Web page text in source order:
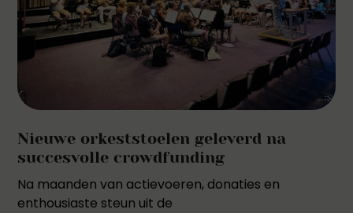
Nieuwe orkeststoelen geleverd na
succesvolle crowdfunding
Na maanden van actievoeren, donaties en
enthousiaste steun uit de